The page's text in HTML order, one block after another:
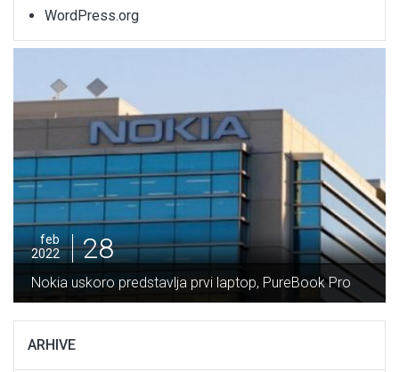
WordPress.org
feb
2022
28
Nokia uskoro predstavlja prvi laptop, PureBook Pro
ARHIVE